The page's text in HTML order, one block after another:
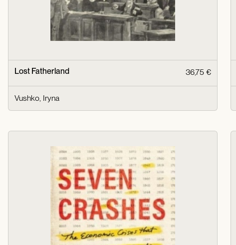
Lost Fatherland 36,75 €
Vushko, Iryna